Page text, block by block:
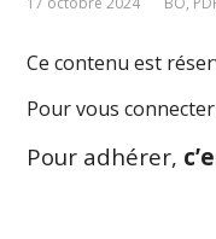
Ce contenu est
Pour vous
Pour adhérer,